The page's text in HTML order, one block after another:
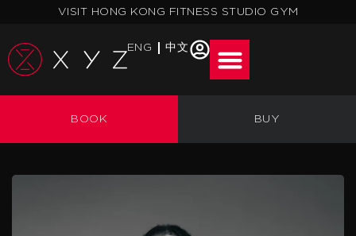
主
要
VISIT HONG KONG FITNESS STUDIO GYM
ENG 中文
BOOK BUY